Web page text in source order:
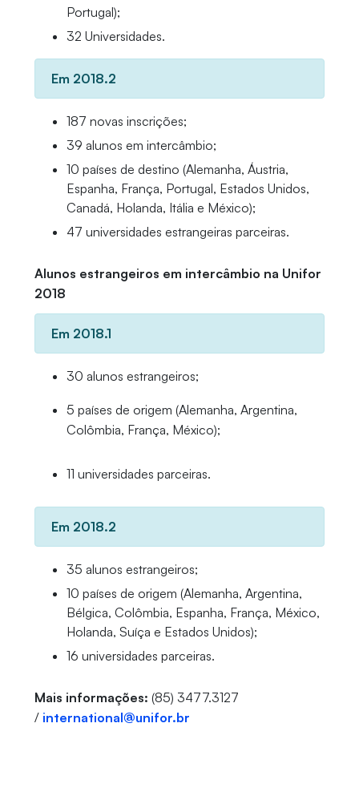
Portugal);
32 Universidades.
Em 2018.2
187 novas inscrições;
39 alunos em intercâmbio;
10 países de destino (Alemanha, Áustria,
Espanha, França, Portugal, Estados Unidos,
Canadá, Holanda, Itália e México);
47 universidades estrangeiras parceiras.
Alunos estrangeiros em intercâmbio na Unifor
2018
Em 2018.1
30 alunos estrangeiros;
5 países de origem (Alemanha, Argentina,
Colômbia, França, México);
11 universidades parceiras.
Em 2018.2
35 alunos estrangeiros;
10 países de origem (Alemanha, Argentina,
Bélgica, Colômbia, Espanha, França, México,
Holanda, Suíça e Estados Unidos);
16 universidades parceiras.
Mais informações: (85) 3477.3127
/ international@unifor.br